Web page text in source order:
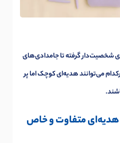
شخصیت‌دار گرفته تا جامدادی‌های
می‌توانند هدیه‌ای کوچک اما پر
هدیه‌ای متفاوت و خاص